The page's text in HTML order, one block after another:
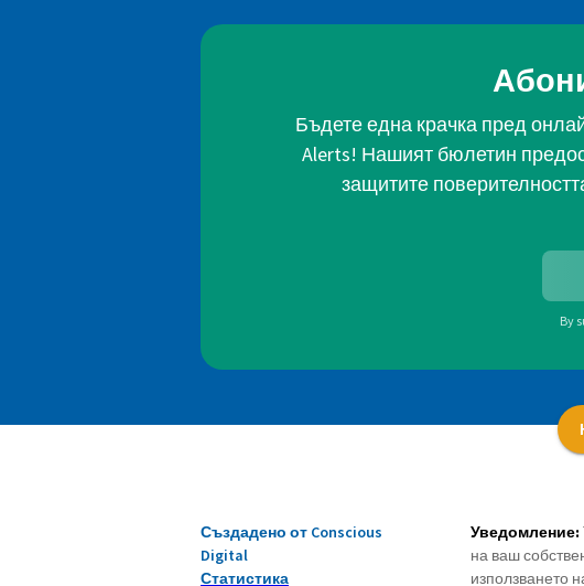
Бъдете една крачка пред
Alerts! Нашият бюлетин
защитите
By
Създадено от Conscious
Digital
Статистика
Уведомление:
на ваш
използването